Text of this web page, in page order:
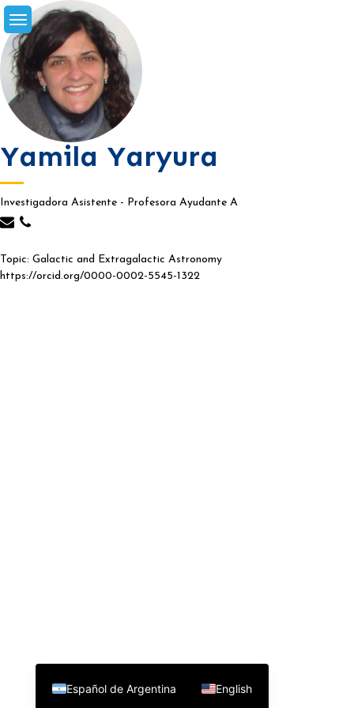
Skip
to
content
Yamila Yaryura
Investigadora Asistente - Profesora Ayudante A
Topic: Galactic and Extragalactic Astronomy
https://orcid.org/0000-0002-5545-1322
Español de Argentina English